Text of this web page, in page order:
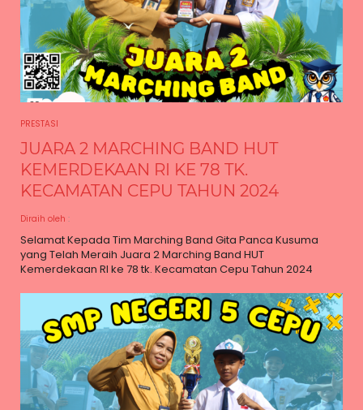
PRESTASI
JUARA 2 MARCHING BAND HUT
KEMERDEKAAN RI KE 78 TK.
KECAMATAN CEPU TAHUN 2024
Diraih oleh :
Selamat Kepada Tim Marching Band Gita Panca Kusuma
yang Telah Meraih Juara 2 Marching Band HUT
Kemerdekaan RI ke 78 tk. Kecamatan Cepu Tahun 2024